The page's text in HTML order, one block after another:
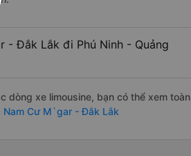
Đắk Lắk đi Phú Ninh - Quảng
dòng xe limousine, bạn có thể xem toàn
Nam Cư M`gar - Đắk Lắk